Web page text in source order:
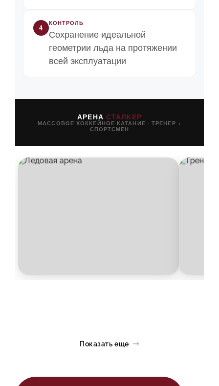
4
КОНТРОЛЬ
Сохранение идеальной
геометрии льда на протяжении
всей эксплуатации
АРЕНА СТАЛКЕР
МАССОВОЕ ХОККЕЙНОЕ КАТАНИЕ · ТРЕНЕР +
СПОРТСМЕН
Показать еще